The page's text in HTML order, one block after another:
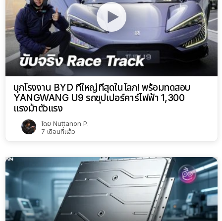
บุกโรงงาน BYD ที่ใหญ่ที่สุดในโลก! พร้อมทดสอบ
YANGWANG U9 รถซุปเปอร์คาร์ไฟฟ้า 1,300
แรงม้าตัวแรง
โดย Nuttanon P.
7 เดือนที่แล้ว